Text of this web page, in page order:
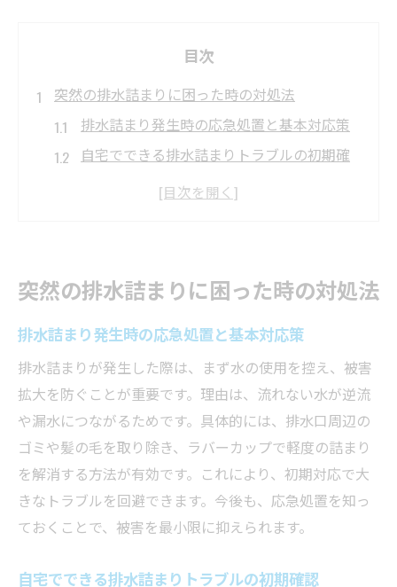
目次
突然の排水詰まりに困った時の対処法
排水詰まり発生時の応急処置と基本対応策
自宅でできる排水詰まりトラブルの初期確
排水詰まり対策で気をつけるべきポイント
悪化を防ぐ排水詰まり対応のベストタイミ
桝のメンテナンスが詰まり予防に有効な理由
排水詰まり予防には桝の定期メンテがおす
すめ
桝清掃が排水詰まりリスク軽減につながる
理由
排水設備管理における桝メンテナンスの重
突然の排水詰まりに困った時の対処法
排水詰まり発生時の応急処置と基本対応策
排水詰まりが発生した際は、まず水の使用を控え、被害
拡大を防ぐことが重要です。理由は、流れない水が逆流
や漏水につながるためです。具体的には、排水口周辺の
ゴミや髪の毛を取り除き、ラバーカップで軽度の詰まり
を解消する方法が有効です。これにより、初期対応で大
きなトラブルを回避できます。今後も、応急処置を知っ
ておくことで、被害を最小限に抑えられます。
自宅でできる排水詰まりトラブルの初期確認